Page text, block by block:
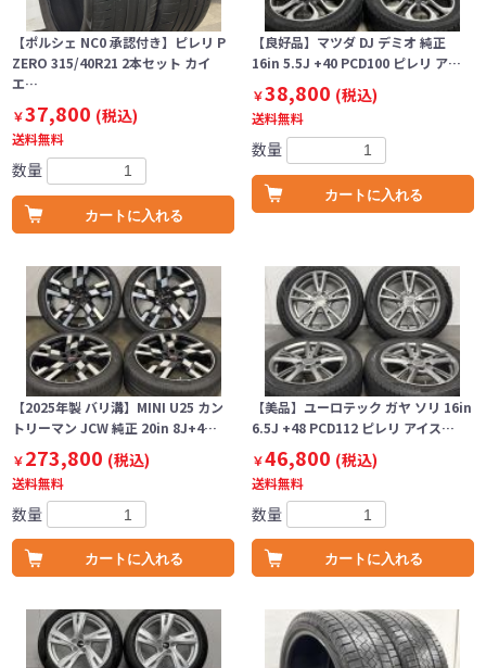
【ポルシェ NC0 承認付き】ピレリ P
ZERO 315/40R21 2本セット カイ
エ…
￥37,800 (税込)
送料無料
数量
カートに入れる
【良好品】マツダ DJ デミオ 純正
16in 5.5J +40 PCD100 ピレリ ア…
￥38,800 (税込)
送料無料
数量
カートに入れる
【2025年製 バリ溝】MINI U25 カン
トリーマン JCW 純正 20in 8J+4…
￥273,800 (税込)
送料無料
数量
カートに入れる
【美品】ユーロテック ガヤ ソリ 16in
6.5J +48 PCD112 ピレリ アイス…
￥46,800 (税込)
送料無料
数量
カートに入れる